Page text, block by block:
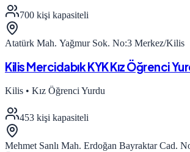
700 kişi kapasiteli
Atatürk Mah. Yağmur Sok. No:3 Merkez/Kilis
Kilis Mercidabık KYK Kız Öğrenci
Kilis • Kız Öğrenci Yurdu
453 kişi kapasiteli
Mehmet Sanlı Mah. Erdoğan Bayraktar Cad.